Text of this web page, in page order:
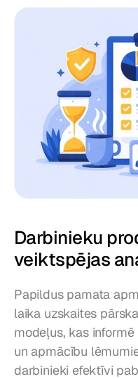
Darbinieku
veiktspējas
Papildus pamata
laika uzskaites
modeļus, kas
un apmācību
darbinieki efektīvi